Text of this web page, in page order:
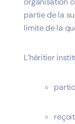
partie de la
limite de la
L’héritier